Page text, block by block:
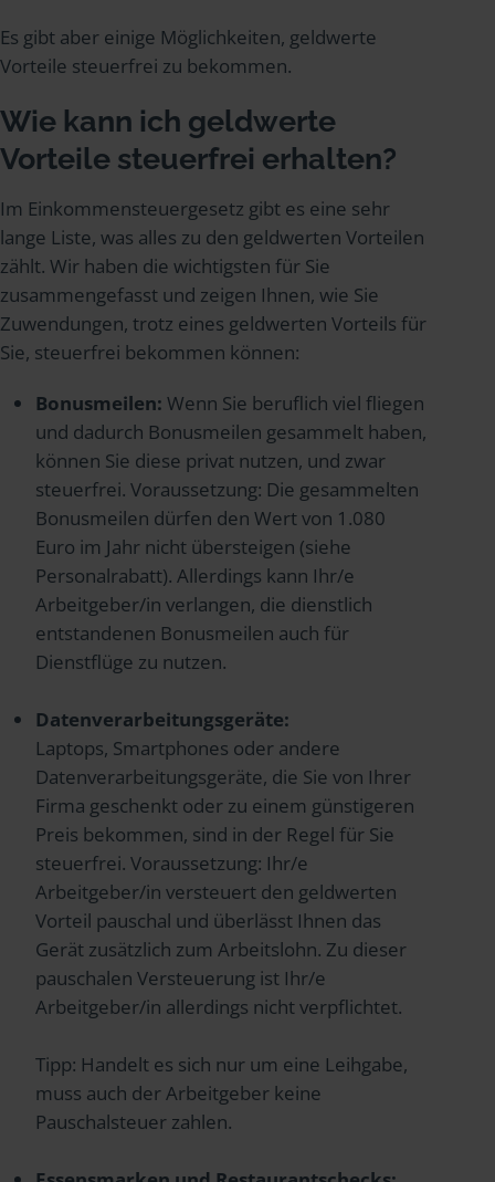
Es gibt aber einige Möglichkeiten, geldwerte
Vorteile steuerfrei zu bekommen.
Wie kann ich geldwerte
Vorteile steuerfrei erhalten?
Im Einkommensteuergesetz gibt es eine sehr
lange Liste, was alles zu den geldwerten Vorteilen
zählt. Wir haben die wichtigsten für Sie
zusammengefasst und zeigen Ihnen, wie Sie
Zuwendungen, trotz eines geldwerten Vorteils für
Sie, steuerfrei bekommen können:
Bonusmeilen: Wenn Sie beruflich viel fliegen
und dadurch Bonusmeilen gesammelt haben,
können Sie diese privat nutzen, und zwar
steuerfrei. Voraussetzung: Die gesammelten
Bonusmeilen dürfen den Wert von 1.080
Euro im Jahr nicht übersteigen (siehe
Personalrabatt). Allerdings kann Ihr/e
Arbeitgeber/in verlangen, die dienstlich
entstandenen Bonusmeilen auch für
Dienstflüge zu nutzen.
Datenverarbeitungsgeräte:
Laptops, Smartphones oder andere
Datenverarbeitungsgeräte, die Sie von Ihrer
Firma geschenkt oder zu einem günstigeren
Preis bekommen, sind in der Regel für Sie
steuerfrei. Voraussetzung: Ihr/e
Arbeitgeber/in versteuert den geldwerten
Vorteil pauschal und überlässt Ihnen das
Gerät zusätzlich zum Arbeitslohn. Zu dieser
pauschalen Versteuerung ist Ihr/e
Arbeitgeber/in allerdings nicht verpflichtet.
Tipp: Handelt es sich nur um eine Leihgabe,
muss auch der Arbeitgeber keine
Pauschalsteuer zahlen.